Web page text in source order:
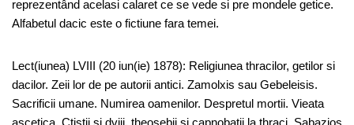
reprezentând acelasi calaret ce se vede si pre mondele getice.
Alfabetul dacic este o fictiune fara temei.
Lect(iunea) LVIII (20 iun(ie) 1878): Religiunea thracilor, getilor si
dacilor. Zeii lor de pe autorii antici. Zamolxis sau Gebeleisis.
Sacrificii umane. Numirea oamenilor. Despretul mortii. Vieata
ascetica. Ctistii si dviii, theosebii si capnobatii la thraci. Sabazios